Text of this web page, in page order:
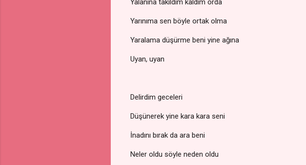
Yalanına takıldım kaldım orda
Yarınıma sen böyle ortak olma
Yaralama düşürme beni yine ağına
Uyan, uyan
Delirdim geceleri
Düşünerek yine kara kara seni
İnadını bırak da ara beni
Neler oldu söyle neden oldu ​